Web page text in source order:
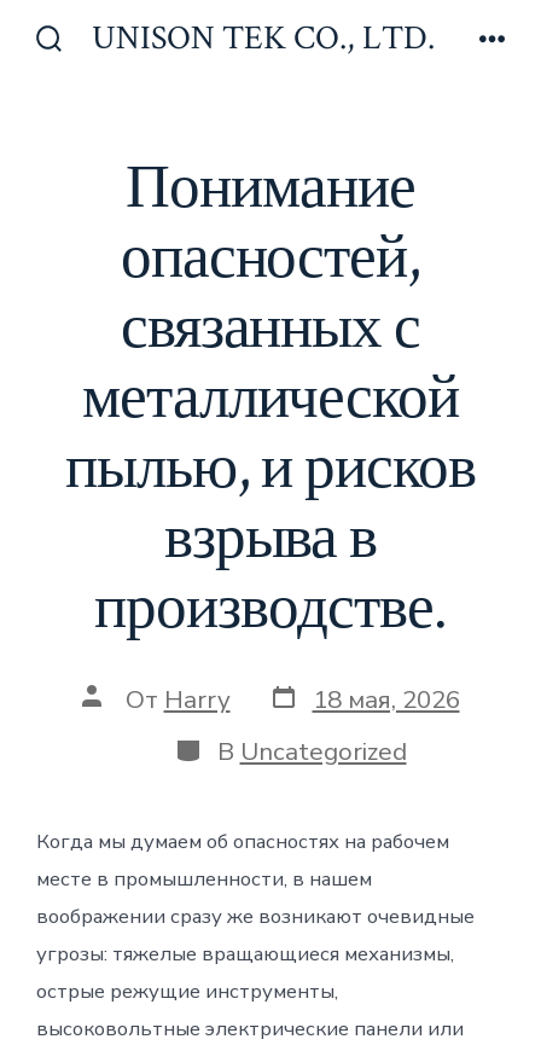
UNISON TEK CO., LTD.
Понимание
опасностей,
связанных с
металлической
пылью, и рисков
взрыва в
производстве.
Автор
записи
От Harry Дата
записи
18 мая, 2026
Категории
В Uncategorized
Когда мы думаем об опасностях на рабочем
месте в промышленности, в нашем
воображении сразу же возникают очевидные
угрозы: тяжелые вращающиеся механизмы,
острые режущие инструменты,
высоковольтные электрические панели или